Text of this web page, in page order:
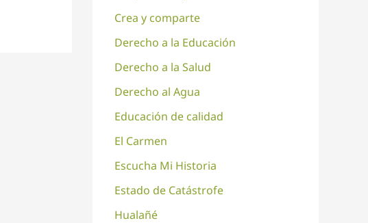
Crea y comparte
Derecho a la Educación
Derecho a la Salud
Derecho al Agua
Educación de calidad
El Carmen
Escucha Mi Historia
Estado de Catástrofe
Hualañé